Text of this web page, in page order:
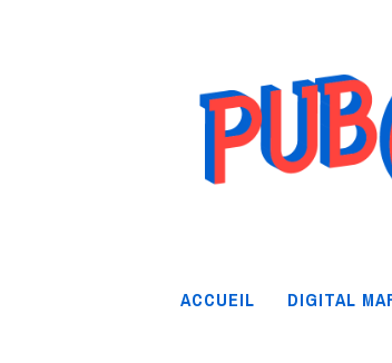
ACCUEIL DIGITAL